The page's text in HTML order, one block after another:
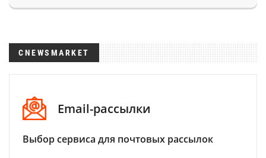
CNEWSMARKET
Email-рассылки
Выбор сервиса для почтовых рассылок